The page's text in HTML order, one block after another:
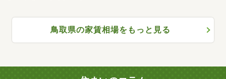
鳥取県の家賃相場をもっと見る